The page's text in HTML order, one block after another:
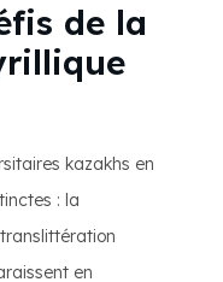
de la
kazakhs en
: la
en